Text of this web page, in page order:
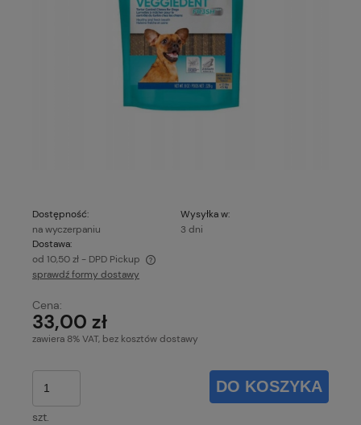
Dostępność:
na wyczerpaniu
Wysyłka w:
3 dni
Dostawa:
od 10,50 zł - DPD Pickup
Cena nie zawiera ewentualnych kosztów płatności
sprawdź formy dostawy
Cena:
33,00 zł
zawiera 8% VAT, bez kosztów dostawy
szt.
DO KOSZYKA